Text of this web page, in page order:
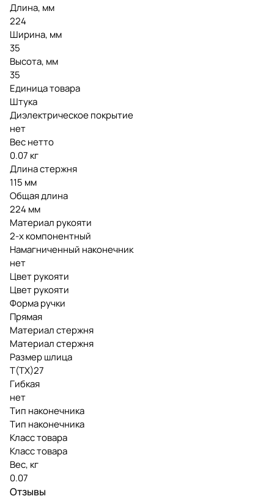
Длина, мм
224
Ширина, мм
35
Высота, мм
35
Единица товара
Штука
Диэлектрическое покрытие
нет
Вес нетто
0.07 кг
Длина стержня
115 мм
Общая длина
224 мм
Материал рукояти
2-х компонентный
Намагниченный наконечник
нет
Цвет рукояти
Цвет рукояти
Форма ручки
Прямая
Материал стержня
Материал стержня
Размер шлица
Т(ТХ)27
Гибкая
нет
Тип наконечника
Тип наконечника
Класс товара
Класс товара
Вес, кг
0.07
Отзывы